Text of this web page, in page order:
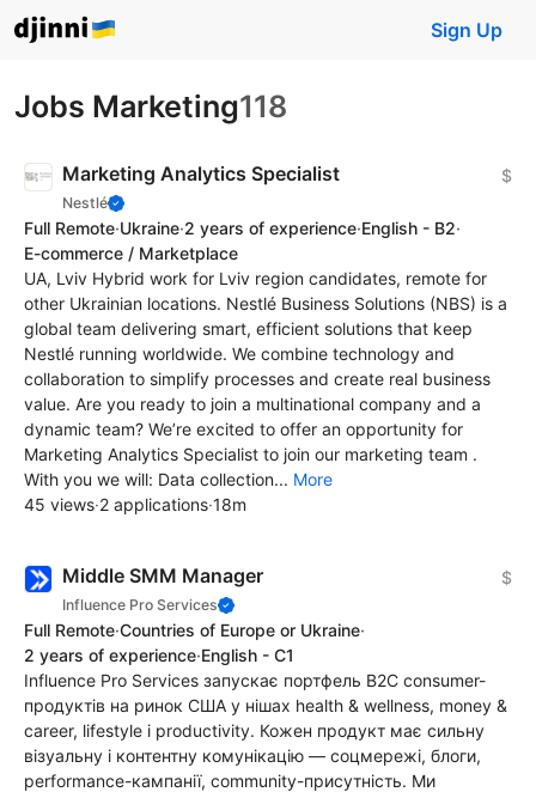
Sign Up
Jobs Marketing118
Marketing Analytics Specialist
Nestlé
$
Full Remote·Ukraine·2 years of experience·English - B2·
E-commerce / Marketplace
UA, Lviv Hybrid work for Lviv region candidates, remote for
other Ukrainian locations. Nestlé Business Solutions (NBS) is a
global team delivering smart, efficient solutions that keep
Nestlé running worldwide. We combine technology and
collaboration to simplify processes and create real business
value. Are you ready to join a multinational company and a
dynamic team? We’re excited to offer an opportunity for
Marketing Analytics Specialist to join our marketing team .
With you we will: Data collection... More
45 views·2 applications·18m
Middle SMM Manager
Influence Pro Services
$
Full Remote·Countries of Europe or Ukraine·
2 years of experience·English - C1
Influence Pro Services запускає портфель B2C consumer-
продуктів на ринок США у нішах health & wellness, money &
career, lifestyle і productivity. Кожен продукт має сильну
візуальну і контентну комунікацію — соцмережі, блоги,
performance-кампанії, community-присутність. Ми